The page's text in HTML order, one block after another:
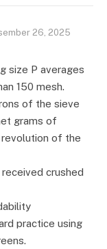
26, 2025
size P averages
150 mesh.
of the sieve
grams of
of the
crushed
practice using